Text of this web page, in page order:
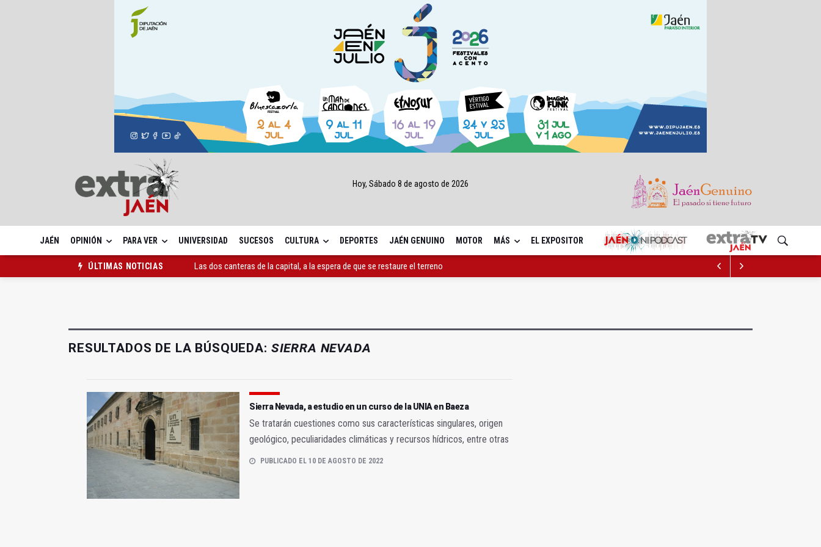
Hoy, Sábado 8 de agosto de 2026
JAÉN OPINIÓN PARA VER UNIVERSIDAD SUCESOS CULTURA DEPORTES JAÉN GENUINO MOTOR MÁS EL EXPOSITOR
ÚLTIMAS NOTICIAS
Las dos canteras de la capital, a la espera de que se restaure el terreno
RESULTADOS DE LA BÚSQUEDA: SIERRA NEVADA
Sierra Nevada, a estudio en un curso de la UNIA en Baeza
Se tratarán cuestiones como sus características singulares, origen
geológico, peculiaridades climáticas y recursos hídricos, entre otras
PUBLICADO EL 10 DE AGOSTO DE 2022